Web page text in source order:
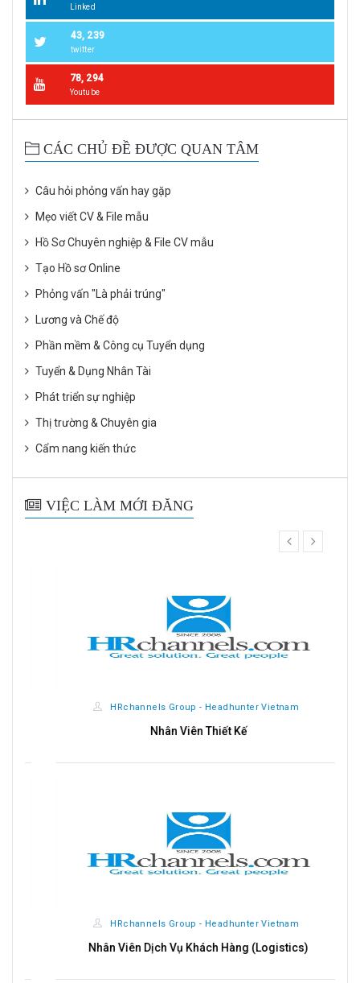
Linked
43, 239
twitter
78, 294
Youtube
CÁC CHỦ ĐỀ ĐƯỢC QUAN TÂM
Câu hỏi phỏng vấn hay gặp
Mẹo viết CV & File mẫu
Hồ Sơ Chuyên nghiệp & File CV mẫu
Tạo Hồ sơ Online
Phỏng vấn "Là phải trúng"
Lương và Chế độ
Phần mềm & Công cụ Tuyển dụng
Tuyển & Dụng Nhân Tài
Phát triển sự nghiệp
Thị trường & Chuyên gia
Cẩm nang kiến thức
VIỆC LÀM MỚI ĐĂNG
HRchannels Group - Headhunter Vietnam
Nhân Viên Thiết Kế
HRchannels Group - Headhunter Vietnam
Nhân Viên Dịch Vụ Khách Hàng (Logistics)
prev